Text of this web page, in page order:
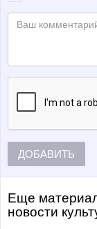
ДОБАВИТЬ
Еще
Новости